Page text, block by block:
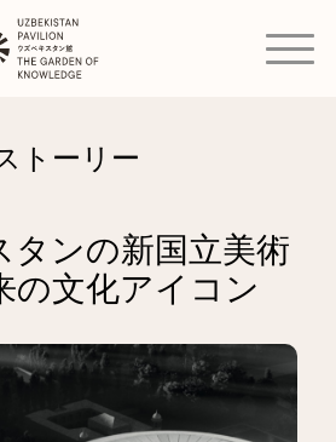
トーリー
タンの新国立美術
の文化アイコン